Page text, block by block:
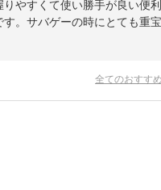
りやすくて使い勝手が良い便
す。サバゲーの時にとても重
全てのおすす